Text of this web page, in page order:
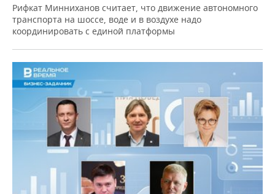
Рифкат Минниханов считает, что движение автономного
транспорта на шоссе, воде и в воздухе надо
координировать с единой платформы